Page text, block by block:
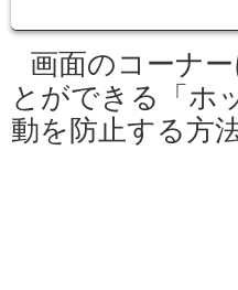
画面のコーナ
とができる「ホ
動を防止する方